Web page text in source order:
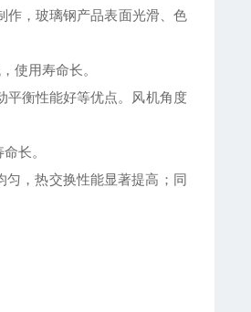
作，玻璃钢产品表面光滑、色
使用寿命长。
衡性能好等优点。风机角度
长。
，热交换性能显著提高；同